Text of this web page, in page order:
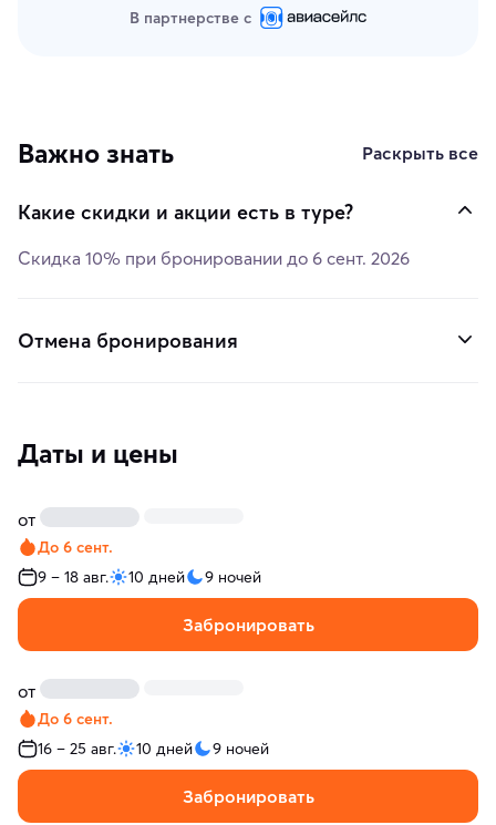
В партнерстве с
Важно знать Раскрыть все
Какие скидки и акции есть в туре?
Скидка 10% при бронировании до 6 сент. 2026
Отмена бронирования
Даты и цены
от
До 6 сент.
9 – 18 авг.
10 дней 9 ночей
Забронировать
от
До 6 сент.
16 – 25 авг.
10 дней 9 ночей
Забронировать